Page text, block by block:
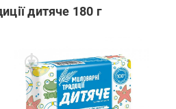
дитяче 180 г